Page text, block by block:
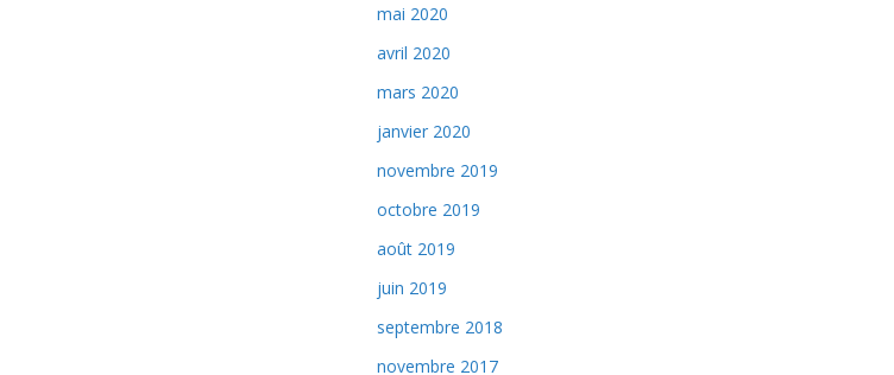
mai 2020
avril 2020
mars 2020
janvier 2020
novembre 2019
octobre 2019
août 2019
juin 2019
septembre 2018
novembre 2017